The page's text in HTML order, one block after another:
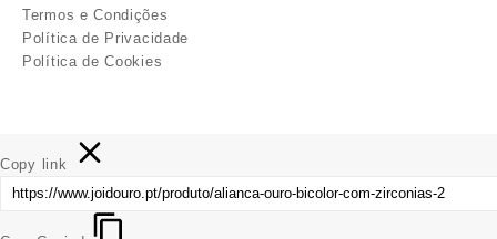
Termos e Condições
Política de Privacidade
Política de Cookies
Copy link